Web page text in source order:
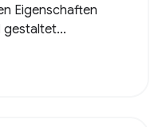
Eigenschaften
gestaltet...